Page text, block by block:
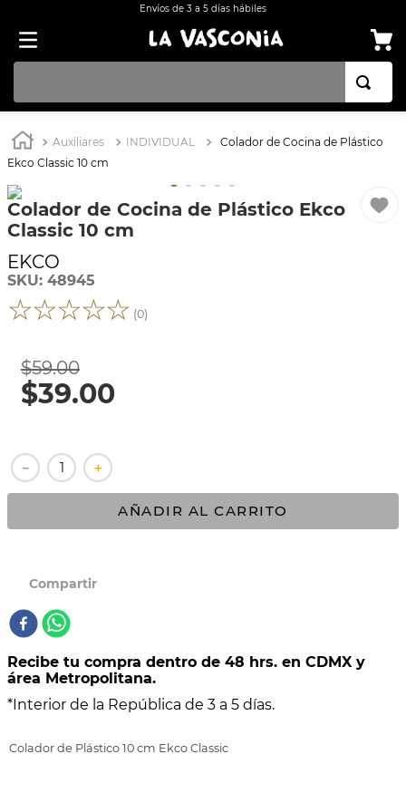
Envíos de 3 a 5 días hábiles
Auxiliares INDIVIDUAL
Colador de Cocina de Plástico
Ekco Classic 10 cm
Colador de Cocina de Plástico Ekco
Classic 10 cm
EKCO
SKU: 48945
☆☆☆☆☆ (0)
$59.00
$39.00
＋
－
AÑADIR AL CARRITO
Recibe tu compra dentro de 48 hrs. en CDMX y
área Metropolitana.
*Interior de la República de 3 a 5 días.
Colador de Plástico 10 cm Ekco Classic
1. BATERÍA COCINA EKCO ALUMINIO ANTIADHERENTE 32 PIEZAS
3. OLLA
5. ARROCERA
6. SARTEN
8. BATERÍA
9. ACERO INOXIDABLE